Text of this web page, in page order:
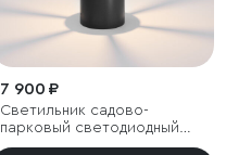
7 900 ₽
Светильник садово-
парковый светодиодный
Apart